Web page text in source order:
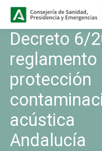
Decreto 6/
reglamento
protección
acústica
Andalucía